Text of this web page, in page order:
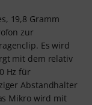
19,8 Gramm
zur
Es wird
mit dem relativ
Hz für
Abstandhalter
Mikro wird mit